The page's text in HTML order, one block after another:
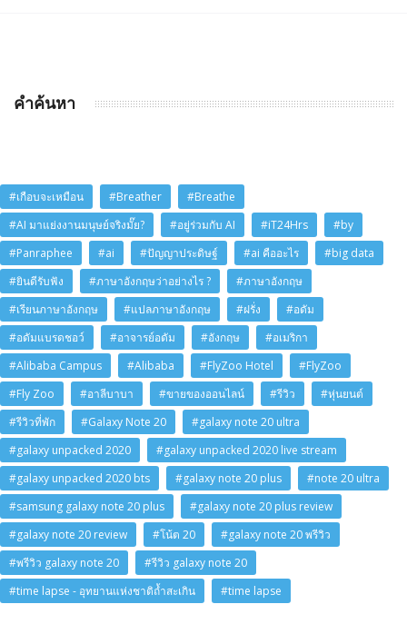
คำค้นหา
#เกือบจะเหมือน #Breather
#Breathe
#AI มาแย่งงานมนุษย์จริงมั๊ย?
#อยู่ร่วมกับ AI #iT24Hrs
#by
#Panraphee
#ai #ปัญญาประดิษฐ์ #ai คืออะไร
#big data
#ยินดีรับฟัง
#ภาษาอังกฤษว่าอย่างไร ?
#ภาษาอังกฤษ
#เรียนภาษาอังกฤษ
#แปลภาษาอังกฤษ #ฝรั่ง
#อดัม
#อดัมแบรดชอว์
#อาจารย์อดัม #อังกฤษ
#อเมริกา
#Alibaba Campus
#Alibaba #FlyZoo Hotel
#FlyZoo
#Fly Zoo
#อาลีบาบา #ขายของออนไลน์ #รีวิว
#หุ่นยนต์
#รีวิวที่พัก
#Galaxy Note 20
#galaxy note 20 ultra
#galaxy unpacked 2020
#galaxy unpacked 2020 live stream
#galaxy unpacked 2020 bts
#galaxy note 20 plus
#note 20 ultra
#samsung galaxy note 20 plus
#galaxy note 20 plus review
#galaxy note 20 review
#โน้ต 20
#galaxy note 20 พรีวิว
#พรีวิว galaxy note 20
#รีวิว galaxy note 20
#time lapse - อุทยานแห่งชาติถ้ำสะเกิน
#time lapse